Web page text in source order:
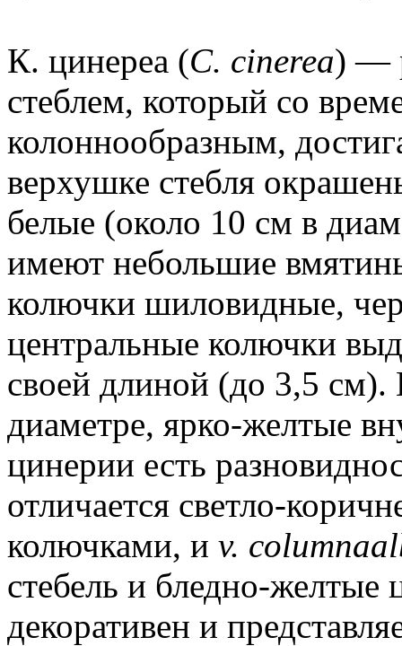
К. цинереа (С. cinerea) —
стеблем, который со
колоннообразным,
верхушке стебля
белые (около 10 см в
имеют небольшие
колючки шиловидные,
центральные колючки
своей длиной (до 3,5 см).
диаметре, ярко-желтые
цинерии есть
отличается светло-
колючками, и v.
стебель и бледно-
декоративен и